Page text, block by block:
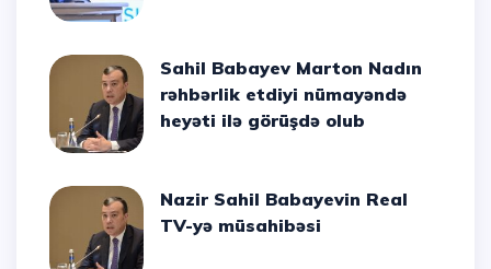
Sahil Babayev Marton Nadın
rəhbərlik etdiyi nümayəndə
heyəti ilə görüşdə olub
Nazir Sahil Babayevin Real
TV-yə müsahibəsi